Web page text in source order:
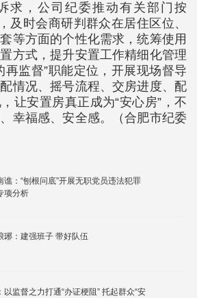
求，公司纪委推动有关部门按
及时会商研判群众在居住区位、
等方面的个性化需求，统筹使用
方式，提升安置工作精细化管理
再监督”职能定位，开展现场督导
情况、摇号流程、交房进度、配
让安置房真正成为“安心房”，不
幸福感、安全感。（合肥市纪委
谯：“刨根问底”开展无职党员违法犯罪
项分析
琊：建强班子 带好队伍
监督之力打通“办证梗阻” 托起群众“安